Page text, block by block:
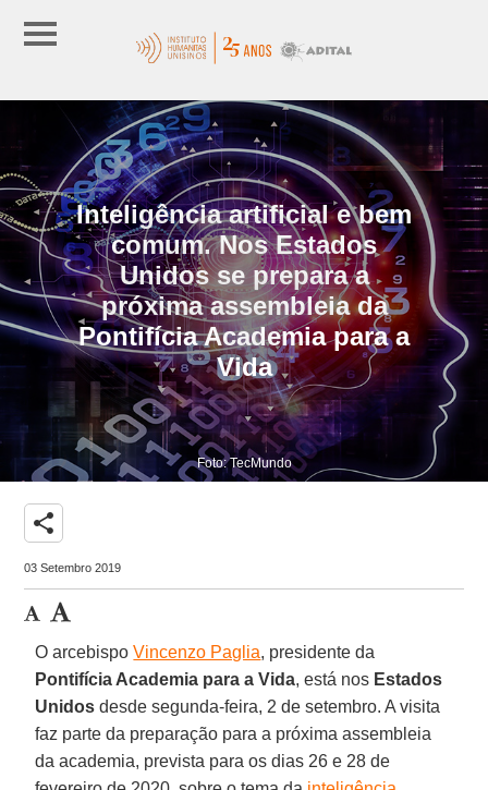
Inteligência artificial e bem
comum. Nos Estados
Unidos se prepara a
próxima assembleia da
Pontifícia Academia para a
Vida
Foto: TecMundo
share
03 Setembro 2019
O arcebispoVincenzo Paglia, presidente da
Pontifícia Academia para a Vida, está nos Estados
Unidos desde segunda-feira, 2 de setembro. A visita
faz parte da preparação para a próxima assembleia
da academia, prevista para os dias 26 e 28 de